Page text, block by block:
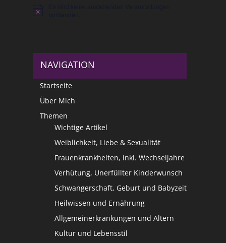
Hinweis
NAVIGATION
Startseite
Über Mich
Themen
Wichtige Artikel
Weiblichkeit, Liebe & Sexualität
Frauenkrankheiten, inkl. Wechseljahre
Verhütung, Unerfüllter Kinderwunsch
Schwangerschaft, Geburt und Babyzeit
Heilwissen und Ernährung
Allgemeinerkrankungen und Altern
Kultur und Lebensstil